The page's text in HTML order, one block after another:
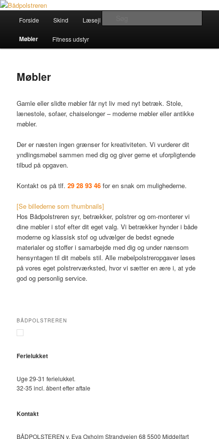
Fortsæt
primært
indholdBådpolstreren
Forside Skind Læsejl
Møbler Fitness udstyr
Møbler
Gamle eller slidte møbler får nyt liv med nyt betræk. Stole,
lænestole, sofaer, chaiselonger – moderne møbler eller antikke
møbler.
Der er næsten ingen grænser for kreativiteten. Vi vurderer dit
yndlingsmøbel sammen med dig og giver gerne et uforpligtende
tilbud på opgaven.
Kontakt os på tlf.29 28 93 46 for en snak om mulighederne.
[Se billederne som thumbnails]
Hos Bådpolstreren syr, betrækker, polstrer og om-monterer vi
dine møbler i stof efter dit eget valg. Vi betrækker hynder i både
moderne og klassisk stof og udvælger de bedst egnede
materialer og stoffer i samarbejde med dig og under nænsom
hensyntagen til dit møbels stil. Alle møbelpolstreropgaver løses
på vores eget polstrerværksted, hvor vi sætter en ære i, at yde
god og personlig service.
BÅDPOLSTREREN
Ferielukket
Uge 29-31 ferielukket.
32-35 incl. åbent efter aftale
Kontakt
BÅDPOLSTEREN v. Eva Oxholm Strandvejen 68 5500 Middelfart